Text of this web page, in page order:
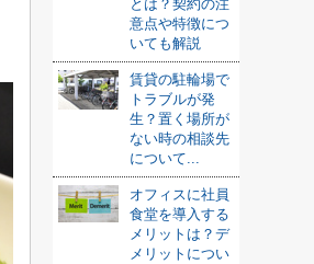
とは？契約の注
意点や特徴につ
いても解説
賃貸の駐輪場で
トラブルが発
生？置く場所が
ない時の相談先
について...
オフィスに社員
食堂を導入する
メリットは？デ
メリットについ